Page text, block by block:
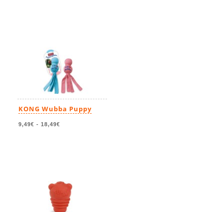
KONG Wubba Puppy
9,49€ - 18,49€